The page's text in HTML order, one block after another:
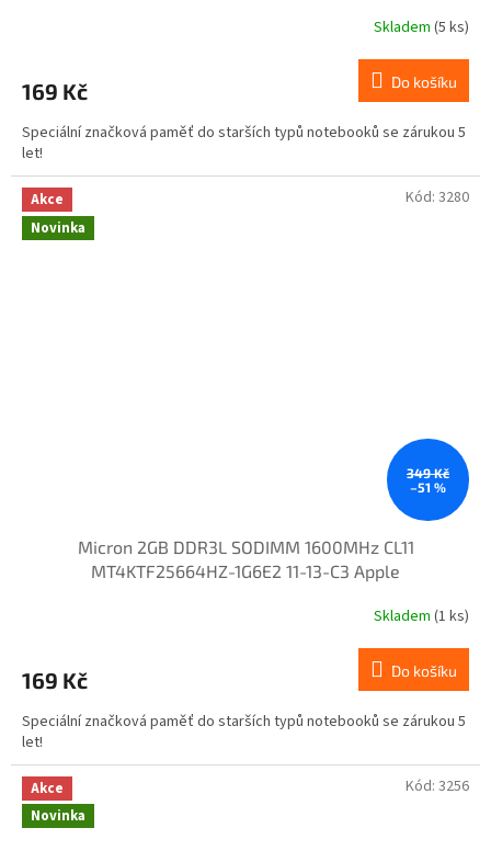
Skladem (5 ks)
169 Kč Do košíku
Speciální značková paměť do starších typů notebooků se zárukou 5
let!
Akce
Novinka
349 Kč
–51 %
Micron 2GB DDR3L SODIMM 1600MHz CL11
MT4KTF25664HZ-1G6E2 11-13-C3 Apple
Skladem (1 ks)
169 Kč Do košíku
Speciální značková paměť do starších typů notebooků se zárukou 5
let!
Kód: 3280
Akce
Novinka
Kód: 3256